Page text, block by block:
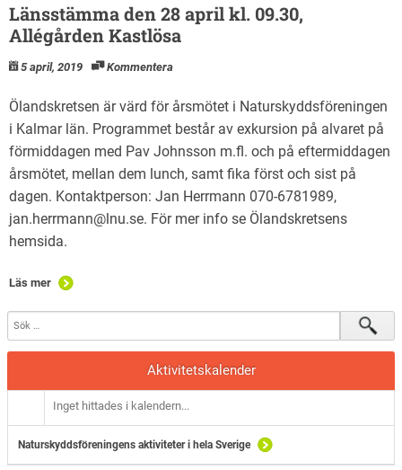
Länsstämma den 28 april kl. 09.30,
Allégården Kastlösa
5 april, 2019 Kommentera
Ölandskretsen är värd för årsmötet i Naturskyddsföreningen
i Kalmar län. Programmet består av exkursion på alvaret på
förmiddagen med Pav Johnsson m.fl. och på eftermiddagen
årsmötet, mellan dem lunch, samt fika först och sist på
dagen. Kontaktperson: Jan Herrmann 070-6781989,
jan.herrmann@lnu.se. För mer info se Ölandskretsens
hemsida.
Läs mer
Aktivitetskalender
Inget hittades i kalendern...
Naturskyddsföreningens aktiviteter i hela Sverige